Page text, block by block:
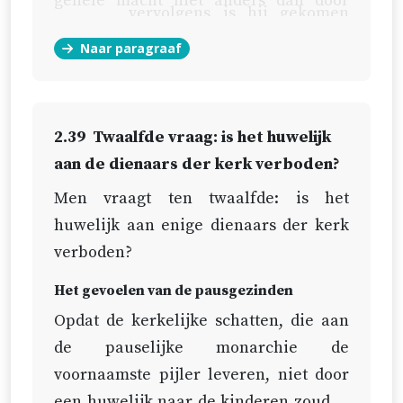
ook ten aanzien van de
geleidelijk gekomen en tot het
hoogste toppunt van tirannie
gestegen.
verkregen heeft.
Naar paragraaf
2.39 Twaalfde vraag: is het huwelijk
aan de dienaars der kerk verboden?
Men vraagt ten twaalfde: is het
huwelijk aan enige dienaars der kerk
verboden?
Het gevoelen van de pausgezinden
Opdat de kerkelijke schatten, die aan
de pauselijke monarchie de
voornaamste pijler leveren, niet door